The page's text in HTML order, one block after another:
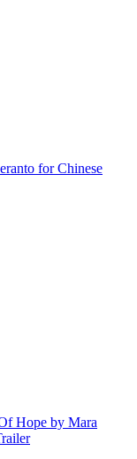
for Chinese
Hope by Mara